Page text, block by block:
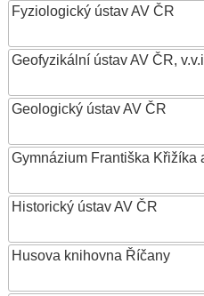
Fyziologický ústav AV ČR
Geofyzikální ústav AV ČR,
Geologický ústav AV ČR
Gymnázium Františka Křižíka
Historický ústav AV ČR
Husova knihovna Říčany